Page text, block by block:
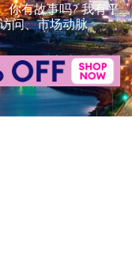
你有故事吗? 我有平
问、市场动脉